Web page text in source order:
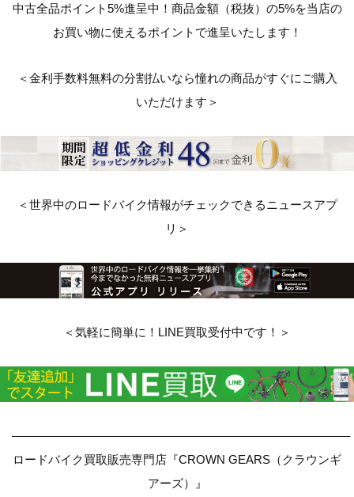
中古全品ポイント5%進呈中！商品金額（税抜）の5%を当店の
お買い物に使えるポイントで進呈いたします！
＜金利手数料無料の分割払いなら憧れの商品がすぐにご購入
いただけます＞
＜世界中のロードバイク情報がチェックできるニュースアプ
リ＞
＜気軽に簡単に！LINE買取受付中です！＞
————————————————————————————–
ロードバイク買取販売専門店『CROWN GEARS（クラウンギ
アーズ）』